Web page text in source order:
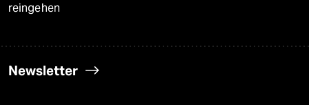
reingehen
Newsletter